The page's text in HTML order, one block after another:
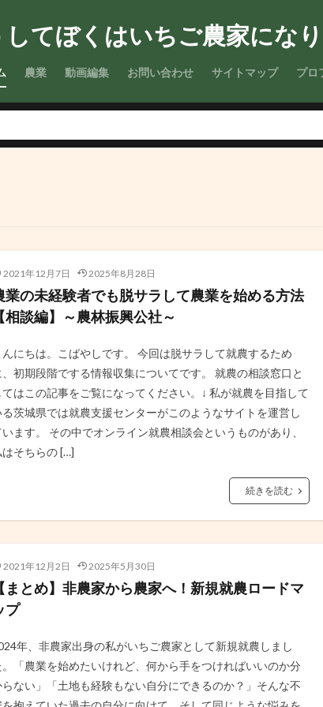
てぼくはいちご農家にな
農業 動画編集 お問い合わせ サイトマップ プロ
2021年12月7日 2025年8月28日
業の未経験者でも脱サラして農業を始める方法
相談編】～農林振興公社～
んにちは。こばやしです。 今回は脱サラして就農するため
、初期段階でする情報収集についてです。 就農の相談窓口と
てはこの記事をご覧になってください。↓ 私が就農を目指して
る茨城県では就農支援センターがこのようなサイトを運営し
ます。 その中でオンライン就農相談会というものがあり、
はそちらの […]
続きを読む
2021年12月2日 2025年5月30日
まとめ】非農家から農家へ！新規就農ロードマ
プ
年、非農家出身の私がいちご農家として新規就農しまし
。「農業を始めたいけれど、何から手をつければいいのか分
らない」「土地も経験もない自分にできるのか？」そんな不
検索